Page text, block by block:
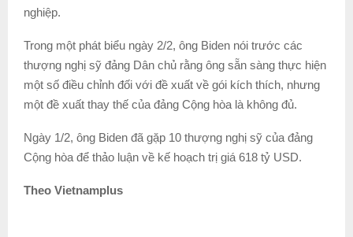
nghiệp.
Trong một phát biểu ngày 2/2, ông Biden nói trước các
thượng nghị sỹ đảng Dân chủ rằng ông sẵn sàng thực hiện
một số điều chỉnh đối với đề xuất về gói kích thích, nhưng
một đề xuất thay thế của đảng Cộng hòa là không đủ.
Ngày 1/2, ông Biden đã gặp 10 thượng nghị sỹ của đảng
Cộng hòa để thảo luận về kế hoạch trị giá 618 tỷ USD.
Theo Vietnamplus